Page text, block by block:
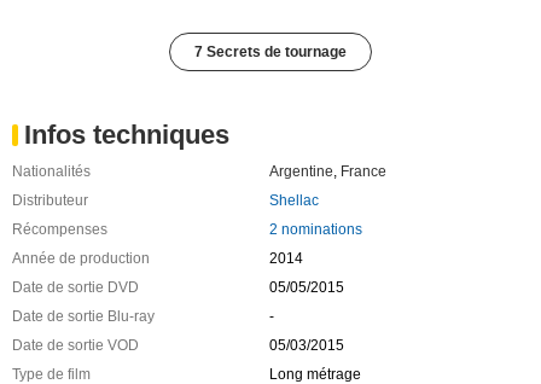
7 Secrets de tournage
Infos techniques
Nationalités Argentine, France
Distributeur
Shellac
Récompenses
2 nominations
Année de production
2014
Date de sortie DVD
05/05/2015
Date de sortie Blu-ray
-
Date de sortie VOD
05/03/2015
Type de film
Long métrage